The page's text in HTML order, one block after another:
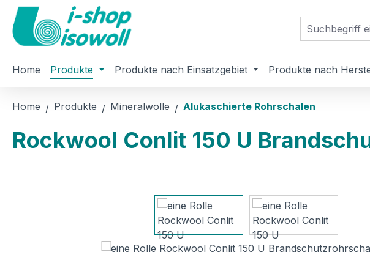
Hauptinhalt springen
Zur Suche springen
Zur Hauptnavigation springen
Home Produkte Produkte nach Einsatzgebiet Produkte nach
Home Produkte Mineralwolle Alukaschierte Rohrschalen
Rockwool Conlit 150 U